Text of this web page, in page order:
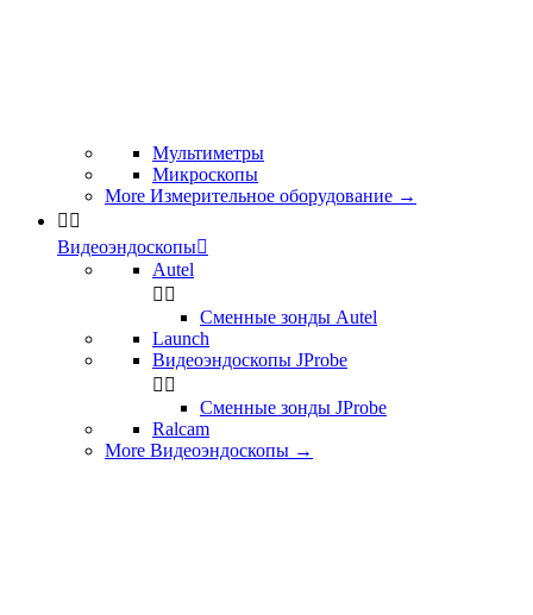
Мультиметры
Микроскопы
More Измерительное оборудование →
 
Видеоэндоскопы
Autel
 
Сменные зонды Autel
Launch
Видеоэндоскопы JProbe
 
Сменные зонды JProbe
Ralcam
More Видеоэндоскопы →